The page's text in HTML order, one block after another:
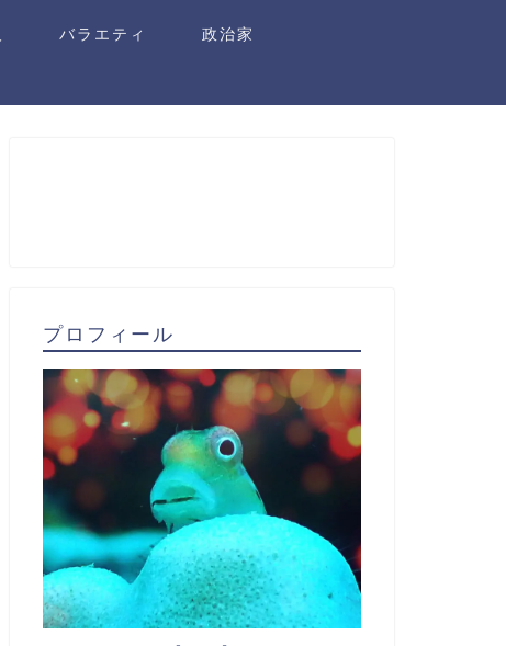
バラエティ 政治家
プロフィール